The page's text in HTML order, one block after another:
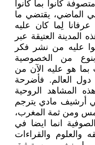
كانوا بما كانوا
الماضي، يقتضي ما
لِما كان عليه
العتيقة عبر
عليه من نشر فكر
من الخصوصية
بما هو عليه الآن من
دول العالم. فأضرحة
المشاهد الروحية
هي أرشيف مادي يترجم
ومن ثمة المغرب،
انما ايضا في
والعلوم والقراءات